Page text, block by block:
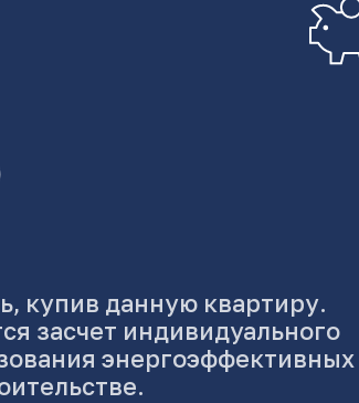
купив данную квартиру.
засчет индивидуального
энергоэффективных